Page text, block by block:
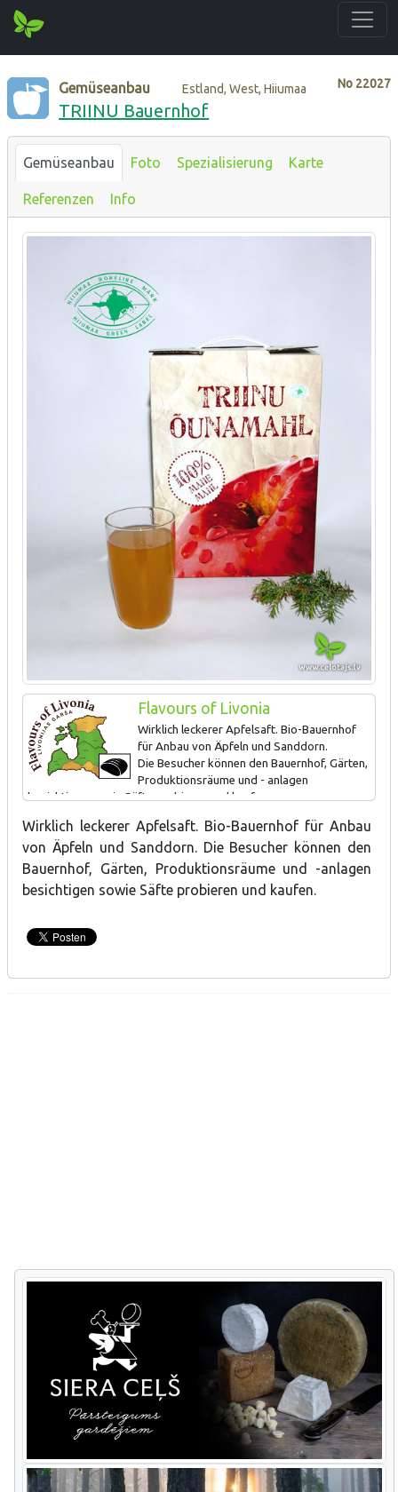
No 22027
Gemüseanbau Estland, West, Hiiumaa
TRIINU Bauernhof
Gemüseanbau Foto Spezialisierung Karte
Referenzen Info
Flavours of Livonia
Wirklich leckerer Apfelsaft. Bio-Bauernhof
für Anbau von Äpfeln und Sanddorn.
Die Besucher können den Bauernhof, Gärten,
Produktionsräume und - anlagen
besichtigen sowie Säfte probieren und kaufen.
Apfel- und Sanddornsaft
Wirklich leckerer Apfelsaft. Bio-Bauernhof für Anbau
von Äpfeln und Sanddorn. Die Besucher können den
Bauernhof, Gärten, Produktionsräume und -anlagen
besichtigen sowie Säfte probieren und kaufen.